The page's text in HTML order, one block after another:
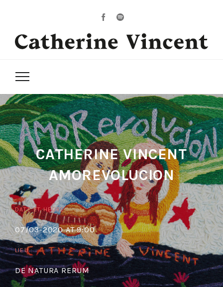
CATHERINE VINCENT
AMOREVOLUCION
DATE ET HEURE :
07/03-2020 AT 9:00
LIEU :
DE NATURA RERUM